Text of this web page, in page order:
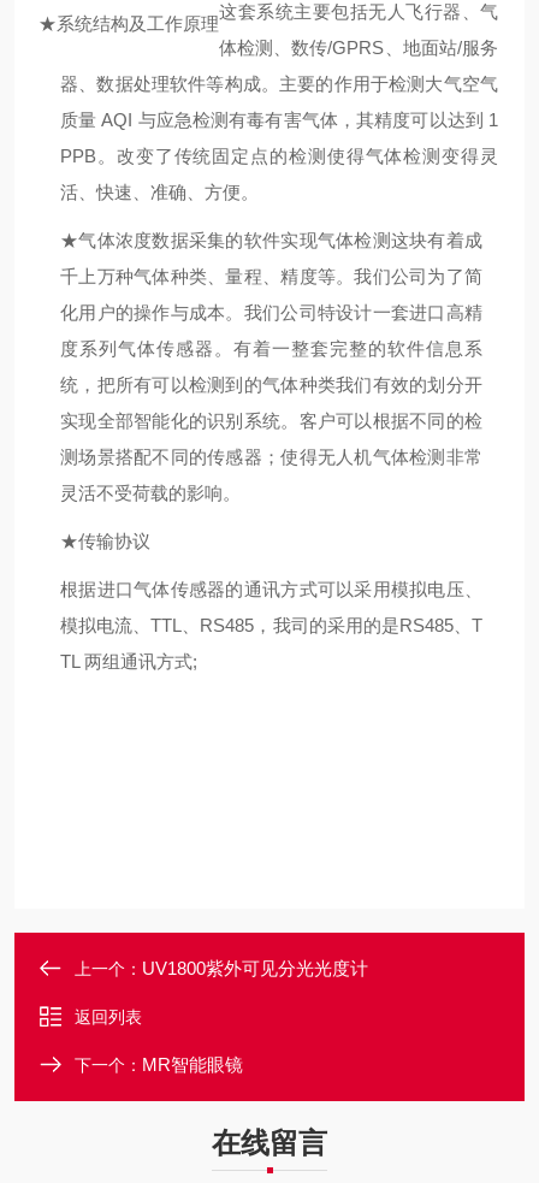
★系统结构及工作原理
这套系统主要包括无人飞行器、气
体检测、数传/GPRS、地面站/服务
器、数据处理软件等构成。主要的作用于检测大气空气
质量 AQI 与应急检测有毒有害气体，其精度可以达到 1
PPB。改变了传统固定点的检测使得气体检测变得灵
活、快速、准确、方便。
★气体浓度数据采集的软件实现气体检测这块有着成
千上万种气体种类、量程、精度等。我们公司为了简
化用户的操作与成本。我们公司特设计一套进口高精
度系列气体传感器。有着一整套完整的软件信息系
统，把所有可以检测到的气体种类我们有效的划分开
实现全部智能化的识别系统。客户可以根据不同的检
测场景搭配不同的传感器；使得无人机气体检测非常
灵活不受荷载的影响。
★传输协议
根据进口气体传感器的通讯方式可以采用模拟电压、
模拟电流、TTL、RS485，我司的采用的是RS485、T
TL 两组通讯方式;
上一个： UV1800紫外可见分光光度计
返回列表
下一个： MR智能眼镜
在线留言